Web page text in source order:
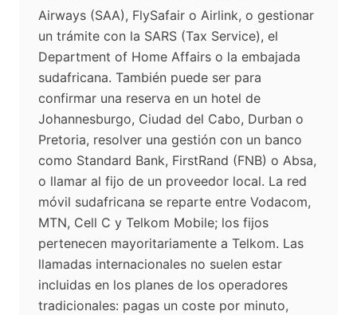
Airways (SAA), FlySafair o Airlink, o gestionar
un trámite con la SARS (Tax Service), el
Department of Home Affairs o la embajada
sudafricana. También puede ser para
confirmar una reserva en un hotel de
Johannesburgo, Ciudad del Cabo, Durban o
Pretoria, resolver una gestión con un banco
como Standard Bank, FirstRand (FNB) o Absa,
o llamar al fijo de un proveedor local. La red
móvil sudafricana se reparte entre Vodacom,
MTN, Cell C y Telkom Mobile; los fijos
pertenecen mayoritariamente a Telkom. Las
llamadas internacionales no suelen estar
incluidas en los planes de los operadores
tradicionales: pagas un coste por minuto,